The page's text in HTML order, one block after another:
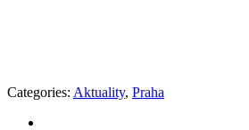
Categories: Aktuality, Praha